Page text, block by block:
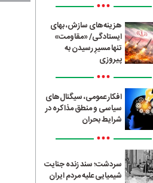
•••
هزینه‌های سازش، بهای
ایستادگی/ «مقاومت»
تنها مسیرِ رسیدن به
پیروزی
•••
افکار عمومی، سیگنال‌های
سیاسی و منطق مذاکره در
شرایط بحران
•••
سردشت؛ سند زنده جنایت
شیمیایی علیه مردم ایران